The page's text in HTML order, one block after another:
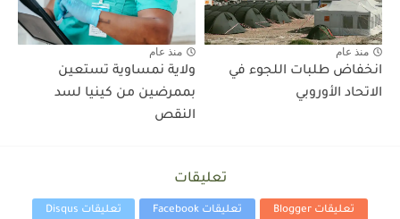
منذ عام
انخفاض طلبات اللجوء في
الاتحاد الأوروبي
منذ عام
ولاية نمساوية تستعين
بممرضين من كينيا لسد
النقص
تعليقات
تعليقات Blogger تعليقات Facebook تعليقات Disqus